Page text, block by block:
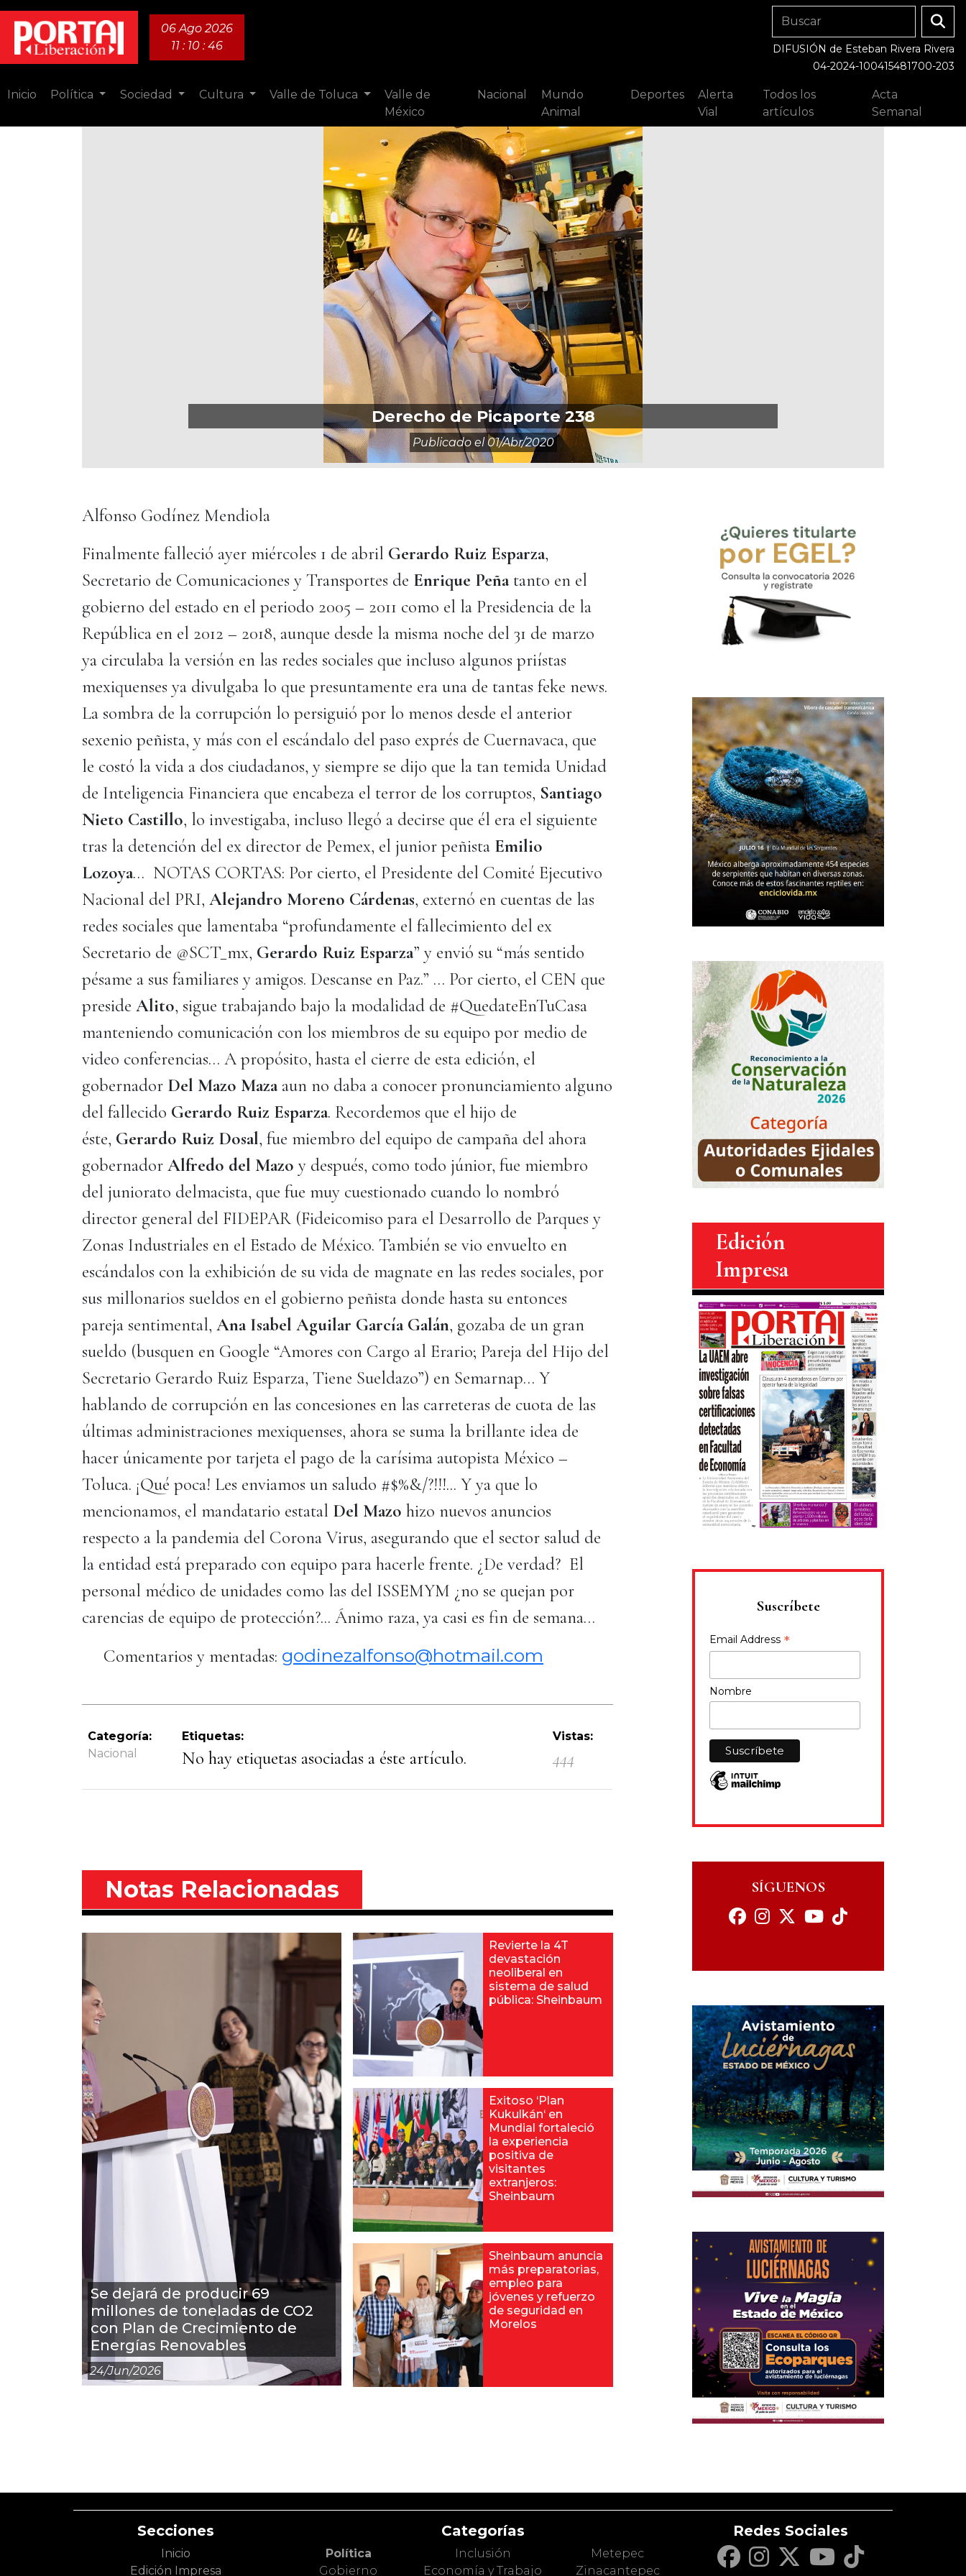
06 Ago 2026
11 : 10 : 47
DIFUSIÓN de Esteban Rivera Rivera
04-2024-100415481700-203
Inicio Política Sociedad Cultura Valle de Toluca
Valle de
México
Nacional
Mundo
Animal
Deportes
Alerta
Vial
Todos los
artículos
Acta
Semanal
Derecho de Picaporte 238
Publicado el01/abr/2020
Alfonso Godínez Mendiola
Finalmente falleció ayer miércoles 1 de abril Gerardo Ruiz Esparza,
Secretario de Comunicaciones y Transportes de Enrique Peñatanto en el
gobierno del estado en el periodo 2005 – 2011 como el la Presidencia de la
República en el 2012 – 2018, aunque desde la misma noche del 31 de marzo
ya circulaba la versión en las redes sociales que incluso algunos priístas
mexiquenses ya divulgaba lo que presuntamente era una de tantas feke news.
La sombra de la corrupción lo persiguió por lo menos desde el anterior
sexenio peñista, y más con el escándalo del paso exprés de Cuernavaca, que
le costó la vida a dos ciudadanos, y siempre se dijo que la tan temida Unidad
de Inteligencia Financiera que encabeza el terror de los corruptos, Santiago
Nieto Castillo, lo investigaba, incluso llegó a decirse que él era el siguiente
tras la detención del ex director de Pemex, el junior peñista Emilio
Lozoya… NOTAS CORTAS: Por cierto, el Presidente del Comité Ejecutivo
Nacional del PRI, Alejandro Moreno Cárdenas, externó en cuentas de las
redes sociales que lamentaba “profundamente el fallecimiento del ex
Secretario de @SCT_mx, Gerardo Ruiz Esparza” y envió su “más sentido
pésame a sus familiares y amigos. Descanse en Paz.” … Por cierto, el CEN que
preside Alito, sigue trabajando bajo la modalidad de #QuedateEnTuCasa
manteniendo comunicación con los miembros de su equipo por medio de
video conferencias… A propósito, hasta el cierre de esta edición, el
gobernador Del Mazo Mazaaun no daba a conocer pronunciamiento alguno
del fallecido Gerardo Ruiz Esparza. Recordemos que el hijo de
éste, Gerardo Ruiz Dosal, fue miembro del equipo de campaña del ahora
gobernador Alfredo del Mazo y después, como todo júnior, fue miembro
del juniorato delmacista, que fue muy cuestionado cuando lo nombró
director general del FIDEPAR (Fideicomiso para el Desarrollo de Parques y
Zonas Industriales en el Estado de México. También se vio envuelto en
escándalos con la exhibición de su vida de magnate en las redes sociales, por
sus millonarios sueldos en el gobierno peñista donde hasta su entonces
pareja sentimental, Ana Isabel Aguilar García Galán, gozaba de un gran
sueldo (busquen en Google “Amores con Cargo al Erario; Pareja del Hijo del
Secretario Gerardo Ruiz Esparza, Tiene Sueldazo”) en Semarnap… Y
hablando de corrupción en las concesiones en las carreteras de cuota de las
últimas administraciones mexiquenses, ahora se suma la brillante idea de
hacer únicamente por tarjeta el pago de la carísima autopista México –
Toluca. ¡Qué poca! Les enviamos un saludo #$%&/?!!!... Y ya que lo
mencionamos, el mandatario estatal Del Mazo hizo nuevos anuncios
respecto a la pandemia del Corona Virus, asegurando que el sector salud de
la entidad está preparado con equipo para hacerle frente. ¿De verdad? El
personal médico de unidades como las del ISSEMYM ¿no se quejan por
carencias de equipo de protección?... Ánimo raza, ya casi es fin de semana…
Comentarios y mentadas: godinezalfonso@hotmail.com
Categoría:
Nacional
Etiquetas:
No hay etiquetas asociadas a éste artículo.
Vistas:
444
Notas Relacionadas
Se dejará de producir 69
millones de toneladas de CO2
con Plan de Crecimiento de
Energías Renovables
24/jun/2026
Revierte la 4T
devastación
neoliberal en
sistema de salud
pública: Sheinbaum
Exitoso ‘Plan
Kukulkán‘ en
Mundial fortaleció
la experiencia
positiva de
visitantes
extranjeros:
Sheinbaum
Sheinbaum anuncia
más preparatorias,
empleo para
jóvenes y refuerzo
de seguridad en
Morelos
Edición
Impresa
Suscríbete
Email Address *
Nombre
SÍGUENOS
Secciones
Inicio
Edición Impresa
Categorías
Política
Gobierno
Inclusión
Economía y Trabajo
Metepec
Zinacantepec
Redes Sociales